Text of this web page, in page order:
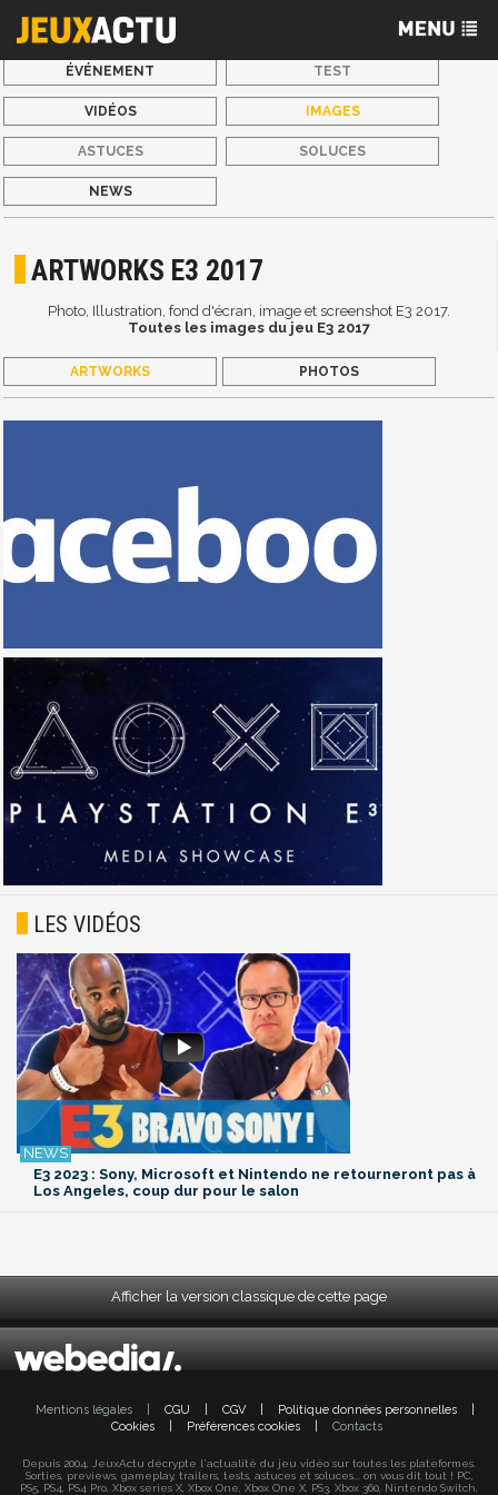
ÉVÉNEMENT TEST
VIDÉOS IMAGES
ASTUCES SOLUCES
NEWS
ARTWORKS E3 2017
Photo, Illustration, fond d'écran, image et screenshot E3 2017.
Toutes les images du jeu E3 2017
ARTWORKS PHOTOS
LES VIDÉOS
E3 2023 : Sony, Microsoft et Nintendo ne retourneront pas à
Los Angeles, coup dur pour le salon
Afficher la version classique de cette page
Mentions légales CGU CGV Politique données personnelles
Cookies
Préférences cookies Contacts
Depuis 2004, JeuxActu décrypte l'actualité du jeu vidéo sur toutes les plateformes.
Sorties, previews, gameplay, trailers, tests, astuces et soluces... on vous dit tout ! PC,
PS5, PS4, PS4 Pro, Xbox series X, Xbox One, Xbox One X, PS3, Xbox 360, Nintendo Switch,